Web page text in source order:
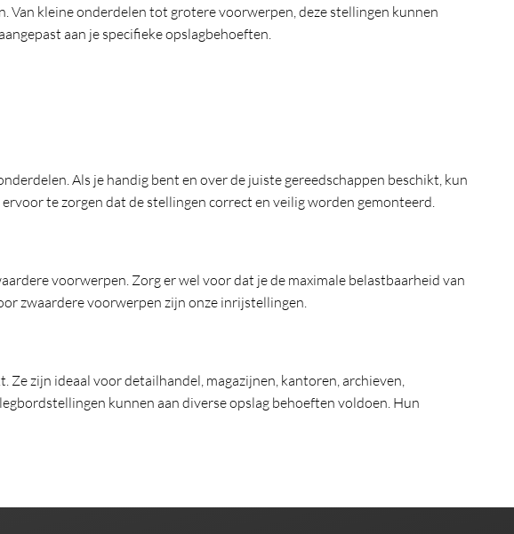
Van kleine onderdelen tot grotere voorwerpen, deze stellingen kunnen
aan je specifieke opslagbehoeften.
Als je handig bent en over de juiste gereedschappen beschikt, kun
te zorgen dat de stellingen correct en veilig worden gemonteerd.
voorwerpen. Zorg er wel voor dat je de maximale belastbaarheid van
zwaardere voorwerpen zijn onze inrijstellingen.
zijn ideaal voor detailhandel, magazijnen, kantoren, archieven,
kunnen aan diverse opslag behoeften voldoen. Hun